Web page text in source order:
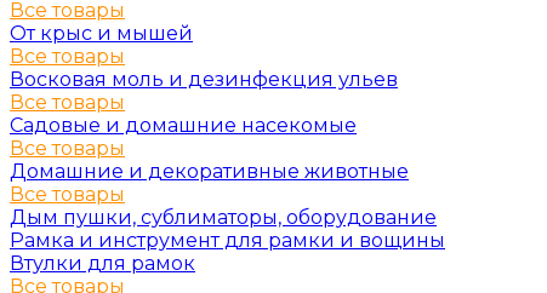
Все товары
От крыс и мышей
Все товары
Восковая моль и дезинфекция ульев
Все товары
Садовые и домашние насекомые
Все товары
Домашние и декоративные животные
Все товары
Дым пушки, сублиматоры, оборудование
Рамка и инструмент для рамки и вощины
Втулки для рамок
Все товары